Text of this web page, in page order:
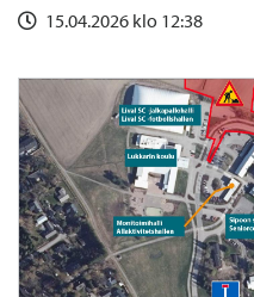
15.04.2026 klo 12:38